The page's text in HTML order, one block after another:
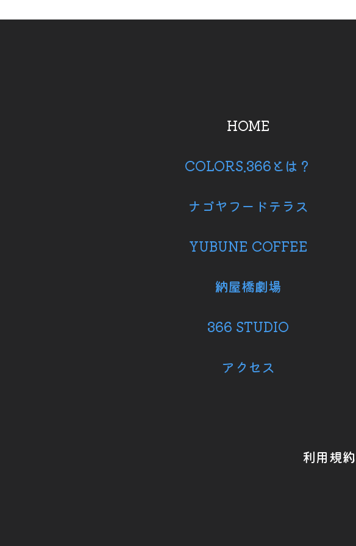
HOME
COLORS.366とは？
ナゴヤフードテラス
YUBUNE COFFEE
納屋橋劇場
366 STUDIO
アクセス
利用規約